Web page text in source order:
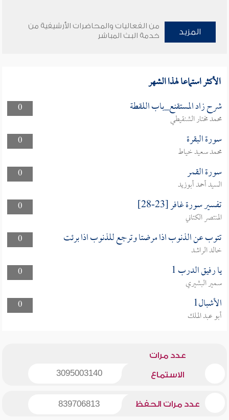
المزيد
من الفعاليات والمحاضرات الأرشيفية من
خدمة البث المباشر
الأكثر استماعا لهذا الشهر
0 شرح زاد المستقنع_باب اللقطة
محمد مختار الشنقيطي
0
سورة البقرة
محمد سعيد خياط
0
سورة القمر
السيد أحمد أبوزيد
0
تفسير سورة غافر [23-28]
المنتصر الكتاني
0
تتوب عن الذنوب اذا مرضتا وترجع للذنوب اذا برئت
خالد الراشد
0
يا رفيق الدرب 1
سمير البشيري
0
الأشبال1
أبو عبد الملك
عدد مرات
الاستماع 3095003140
عدد مرات الحفظ 839706813